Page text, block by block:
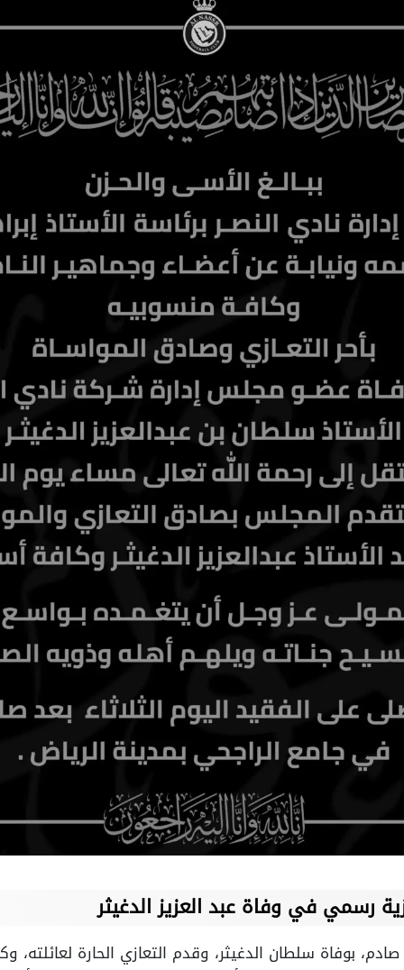
رسمي في وفاة عبد العزيز الدغيثر
صادم، بوفاة سلطان الدغيثر، وقدم التعازي الحارة